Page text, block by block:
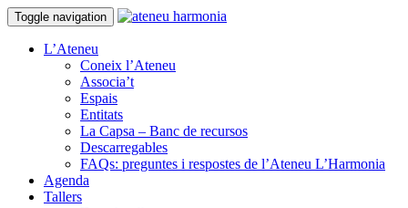
Toggle navigation
L’Ateneu
Coneix l’Ateneu
Associa’t
Espais
Entitats
La Capsa – Banc de recursos
Descarregables
FAQs: preguntes i respostes de l’Ateneu L’Harmonia
Agenda
Tallers